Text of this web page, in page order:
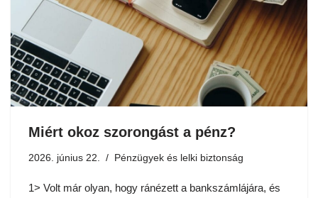
Miért okoz szorongást a pénz?
2026. június 22. Pénzügyek és lelki biztonság
1> Volt már olyan, hogy ránézett a bankszámlájára, és